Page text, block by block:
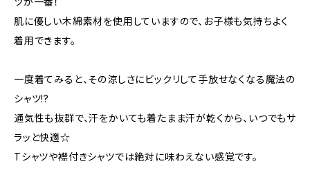
肌に優しい木綿素材を使用していますので、お子様も気持ちよく
着用できます。
一度着てみると、その涼しさにビックリして手放せなくなる魔法の
シャツ!?
通気性も抜群で、汗をかいても着たまま汗が乾くから、いつでもサ
ラッと快適☆
Tシャツや襟付きシャツでは絶対に味わえない感覚です。